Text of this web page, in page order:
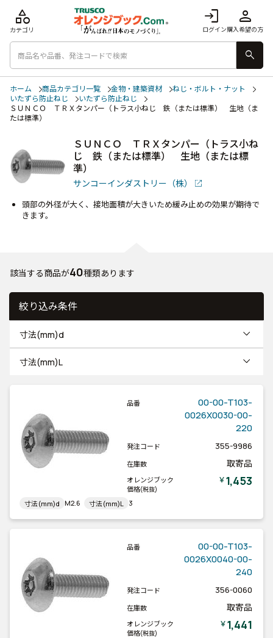
login
ログイン
person
購入希望の方
category
カテゴリ
search
ホーム 商品カテゴリ一覧 金物・建築資材
ねじ・ボルト・ナット
いたずら防止ねじ
いたずら防止ねじ
ＳＵＮＣＯ ＴＲＸタンパー（トラス小ねじ 鉄（または標準） 生地（ま
たは標準）
ＳＵＮＣＯ ＴＲＸタンパー（トラス小ね
じ 鉄（または標準） 生地（または標
準）
サンコーインダストリー（株）
頭部の外径が大く、接地面積が大きいため緩み止めの効果が期待で
きます。
該当する商品が40種類あります
絞り込み条件
寸法(mm)d
寸法(mm)L
品番
00-00-T103-
0026X0030-00-
220
発注コード 355-9986
在庫数 取寄品
オレンジブック
価格(税抜)
￥1,453
寸法(mm)d M2.6 寸法(mm)L 3
品番
00-00-T103-
0026X0040-00-
240
発注コード 356-0060
在庫数 取寄品
オレンジブック
価格(税抜)
￥1,441